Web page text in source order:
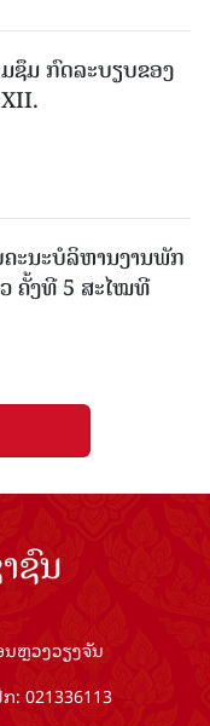
ຊຶມ ກົດລະບຽບຂອງ
ະນະບໍລິຫານງານພັກ
ຄັ້ງທີ 5 ສະໄໝທີ
ຊົນ
ຫຼວງວຽງຈັນ
: 021336113